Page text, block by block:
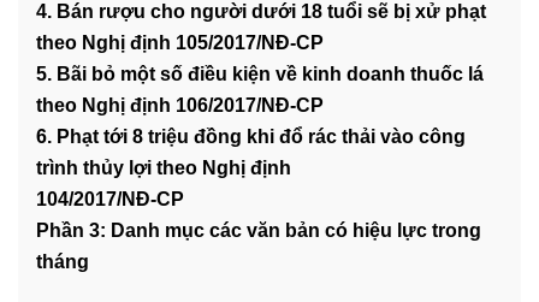
4. Bán rượu cho người dưới 18 tuổi sẽ bị xử phạt
theo Nghị định 105/2017/NĐ-CP
5. Bãi bỏ một số điều kiện về kinh doanh thuốc lá
theo Nghị định 106/2017/NĐ-CP
6. Phạt tới 8 triệu đồng khi đổ rác thải vào công
trình thủy lợi theo Nghị định
104/2017/NĐ-CP
Phần 3: Danh mục các văn bản có hiệu lực trong
tháng